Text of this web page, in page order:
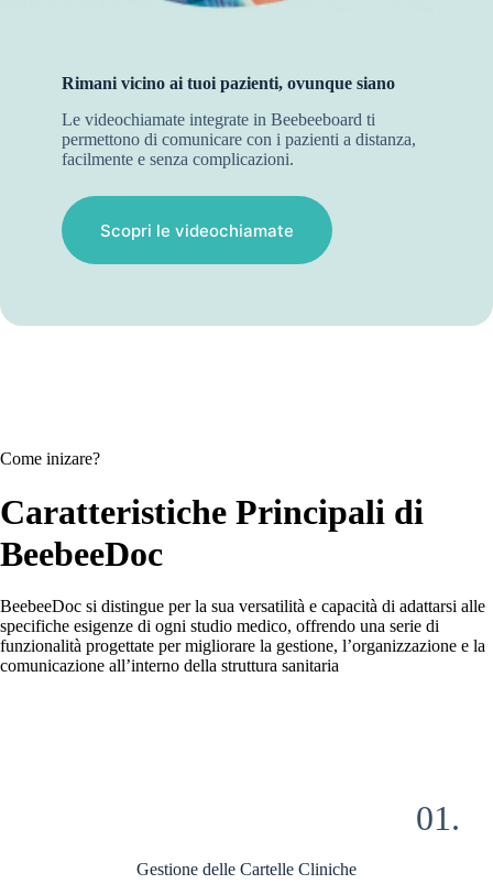
Rimani vicino ai tuoi pazienti, ovunque siano
Le videochiamate integrate in Beebeeboard ti
permettono di comunicare con i pazienti a distanza,
facilmente e senza complicazioni.
Scopri le videochiamate
Come inizare?
Caratteristiche Principali di
BeebeeDoc
BeebeeDoc si distingue per la sua versatilità e capacità di adattarsi alle
specifiche esigenze di ogni studio medico, offrendo una serie di
funzionalità progettate per migliorare la gestione, l’organizzazione e la
comunicazione all’interno della struttura sanitaria
01.
Gestione delle Cartelle Cliniche